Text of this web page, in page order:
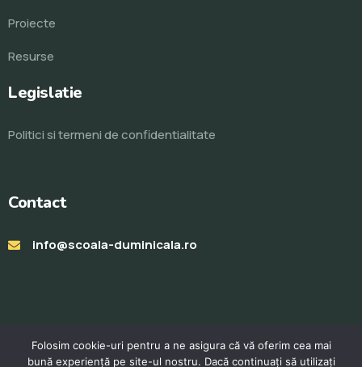
Proiecte
Resurse
Legislatie
Politici si termeni de confidentialitate
Contact
info@scoala-duminicala.ro
Folosim cookie-uri pentru a ne asigura că vă oferim cea mai
bună experiență pe site-ul nostru. Dacă continuați să utilizați